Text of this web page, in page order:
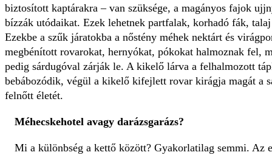
biztosított kaptárakra – van szüksége, a magányos fajok
bízzák utódaikat. Ezek lehetnek partfalak, korhadó fák,
Ezekbe a szűk járatokba a nőstény méhek nektárt és
megbénított rovarokat, hernyókat, pókokat halmoznak fel,
pedig sárdugóval zárják le. A kikelő lárva a felhalmozott
bebábozódik, végül a kikelő kifejlett rovar kirágja magát a
felnőtt életét.
Méhecskehotel avagy darázsgarázs?
Mi a különbség a kettő között? Gyakorlatilag semmi. Az